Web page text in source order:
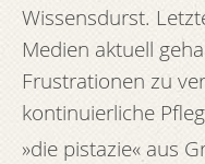
Wissensdurst.
Medien aktuell
Frustrationen zu
kontinuierliche
»die pistazie« aus